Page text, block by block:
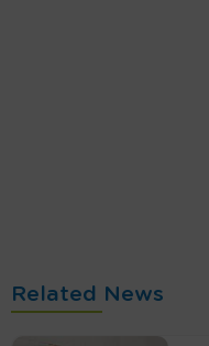
Related News